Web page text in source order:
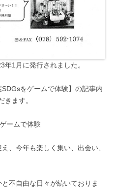
1月に発行されました。
をゲームで体験】の記事内
きます。
ームで体験
、今年も楽しく集い、出会い、
不自由な日々が続いておりま